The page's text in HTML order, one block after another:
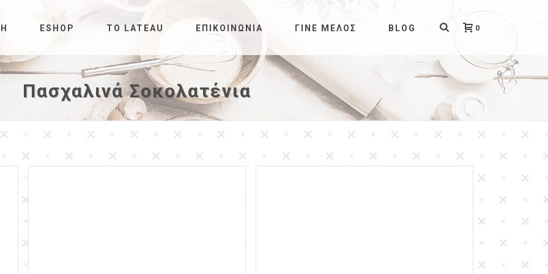
ESHOP ΤΟ LATEAU ΕΠΙΚΟΙΝΩΝΊΑ ΓΊΝΕ ΜΈΛΟΣ BLOG 0
Πασχαλινά Σοκολατένια